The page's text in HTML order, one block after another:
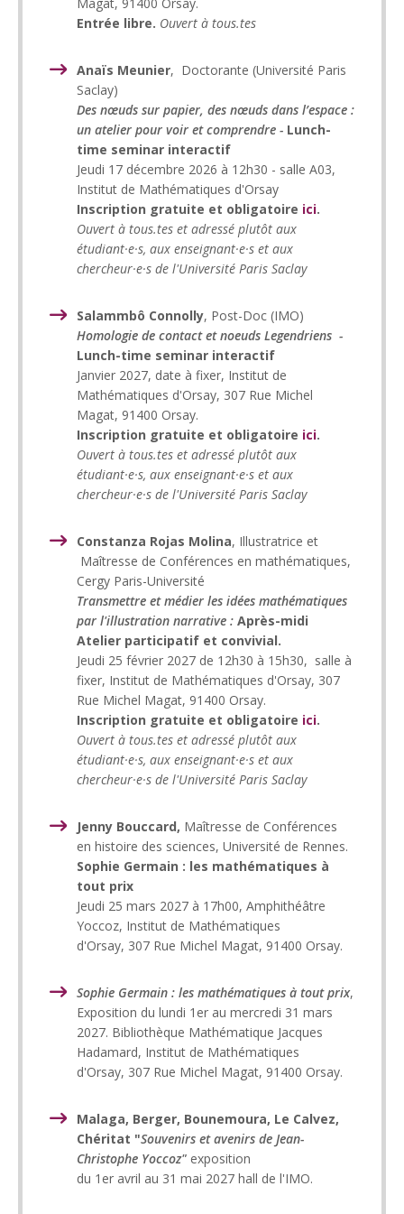
Entrée libre. Ouvert à tous.tes
Anaïs Meunier, Doctorante (Université Paris
Saclay)
Des nœuds sur papier, des nœuds dans l’espace :
un atelier pour voir et comprendre - Lunch-
time seminar interactif
Jeudi 17 décembre 2026 à 12h30 - salle A03,
Institut de Mathématiques d'Orsay
Inscription gratuite et obligatoire ici.
Ouvert à tous.tes et adressé plutôt aux
étudiant·e·s, aux enseignant·e·s et aux
chercheur·e·s de l'Université Paris Saclay
Salammbô Connolly, Post-Doc (IMO)
Homologie de contact et noeuds Legendriens -
Lunch-time seminar interactif
Janvier 2027, date à fixer, Institut de
Mathématiques d'Orsay, 307 Rue Michel
Magat, 91400 Orsay.
Inscription gratuite et obligatoire ici.
Ouvert à tous.tes et adressé plutôt aux
étudiant·e·s, aux enseignant·e·s et aux
chercheur·e·s de l'Université Paris Saclay
Constanza Rojas Molina, Illustratrice et
Maîtresse de Conférences en mathématiques,
Cergy Paris-Université
Transmettre et médier les idées mathématiques
par l'illustration narrative : Après-midi
Atelier participatif et convivial.
Jeudi 25 février 2027 de 12h30 à 15h30, salle à
fixer, Institut de Mathématiques d'Orsay, 307
Rue Michel Magat, 91400 Orsay.
Inscription gratuite et obligatoire ici.
Ouvert à tous.tes et adressé plutôt aux
étudiant·e·s, aux enseignant·e·s et aux
chercheur·e·s de l'Université Paris Saclay
Jenny Bouccard, Maîtresse de Conférences
en histoire des sciences, Université de Rennes.
Sophie Germain : les mathématiques à
tout prix
Jeudi 25 mars 2027 à 17h00, Amphithéâtre
Yoccoz, Institut de Mathématiques
d'Orsay, 307 Rue Michel Magat, 91400 Orsay.
Sophie Germain : les mathématiques à tout prix,
Exposition du lundi 1er au mercredi 31 mars
2027. Bibliothèque Mathématique Jacques
Hadamard, Institut de Mathématiques
d'Orsay, 307 Rue Michel Magat, 91400 Orsay.
Malaga, Berger, Bounemoura, Le Calvez,
Chéritat "Souvenirs et avenirs de Jean-
Christophe Yoccoz" exposition
du 1er avril au 31 mai 2027 hall de l'IMO.